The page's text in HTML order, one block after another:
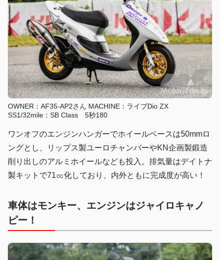
OWNER：AF35-AP2さん MACHINE：ライブDio ZX
SS1/32mile：SB Class 5秒180
ワンオフのエンジンハンガーでホイールベースは50mmロ
ングとし、リップス製ユーロチャンバーやKN企画製鍛造
削り出しのアルミホイールなども投入。排気量はデイトナ
製キットで71㏄化しており、内外ともに完成度が高い！
車体はモンキー、エンジンはジャイロキャノ
ピー！